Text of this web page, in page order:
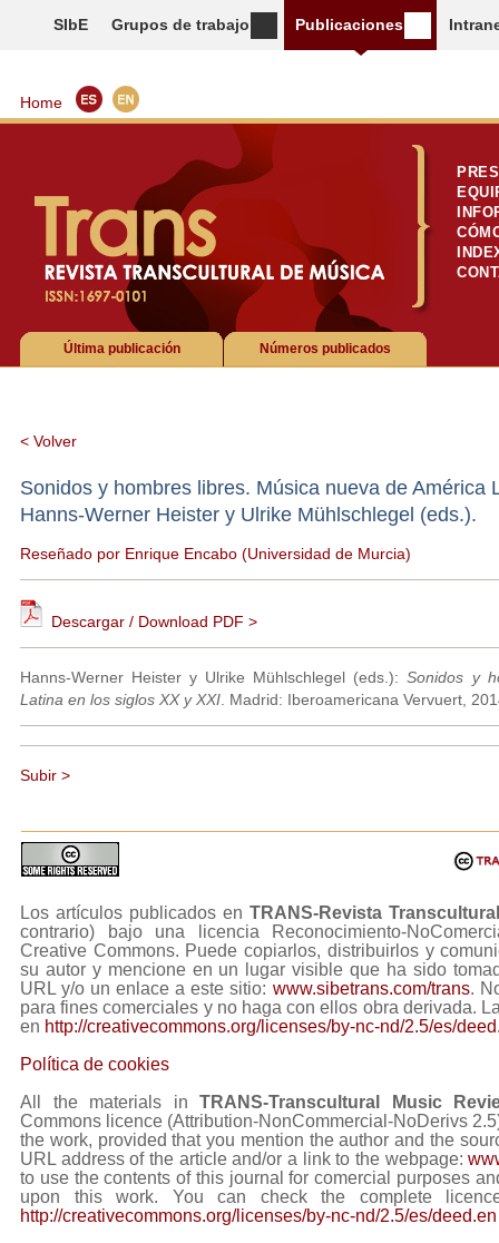
SIbE Grupos de trabajo Publicaciones
Home
Números publicados
Última publicación
< Volver
Sonidos y hombres libres. Música nueva de América
Hanns-Werner Heister y Ulrike Mühlschlegel (eds.).
Reseñado por Enrique Encabo (Universidad de Murcia)
Descargar / Download PDF >
Hanns-Werner Heister y Ulrike Mühlschlegel (eds.):Sonidos y
Latina en los siglos XX y XXI. Madrid: Iberoamericana Vervuert,
Subir >
Los artículos publicados enTRANS-Revista
contrario) bajo una licencia Reconocimiento-
Creative Commons. Puede copiarlos, distribuirlos y
su autor y mencione en un lugar visible que ha sido
URL y/o un enlace a este sitio: www.sibetrans.com/trans.
para fines comerciales y no haga con ellos obra derivada.
en http://creativecommons.org/licenses/by-nc-nd/2.5/es/
Política de cookies
All the materials inTRANS-Transcultural Music
Commons licence (Attribution-NonCommercial-NoDerivs
the work, provided that you mention the author and the
URL address of the article and/or a link to the webpage:
to use the contents of this journal for comercial purposes
upon this work. You can check the complete
http://creativecommons.org/licenses/by-nc-nd/2.5/es/deed.en